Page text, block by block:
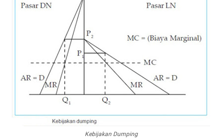
Kebijakan Dumping